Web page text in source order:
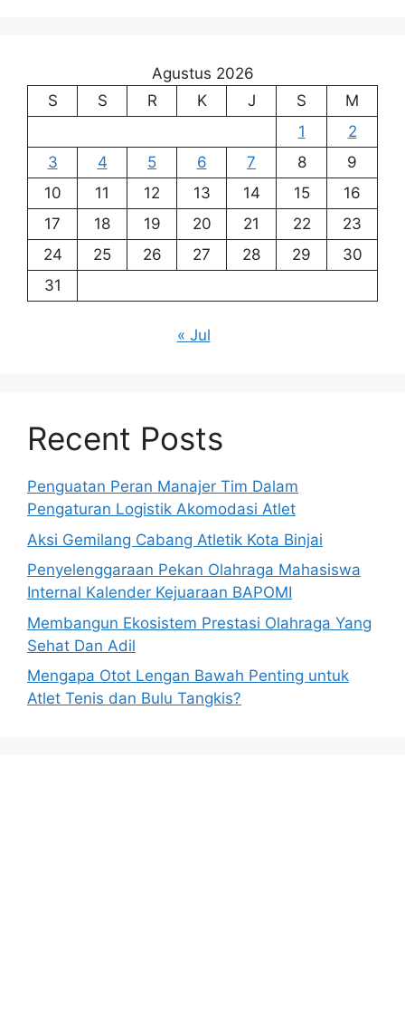
Agustus 2026
S
S R K J S
M
1
2
3
4 5 6 7 8
9
10
11 12 13 14 15
16
17
18 19 20 21 22
23
24
25 26 27 28 29
30
31
« Jul
Recent Posts
Penguatan Peran Manajer Tim Dalam
Pengaturan Logistik Akomodasi Atlet
Aksi Gemilang Cabang Atletik Kota Binjai
Penyelenggaraan Pekan Olahraga Mahasiswa
Internal Kalender Kejuaraan BAPOMI
Membangun Ekosistem Prestasi Olahraga Yang
Sehat Dan Adil
Mengapa Otot Lengan Bawah Penting untuk
Atlet Tenis dan Bulu Tangkis?